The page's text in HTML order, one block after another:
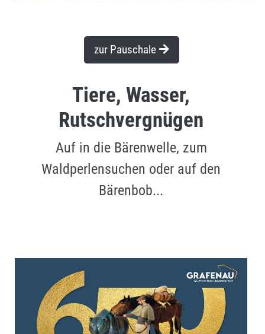
zur Pauschale
Tiere, Wasser,
Rutschvergnügen
Auf in die Bärenwelle, zum
Waldperlensuchen oder auf den
Bärenbob...